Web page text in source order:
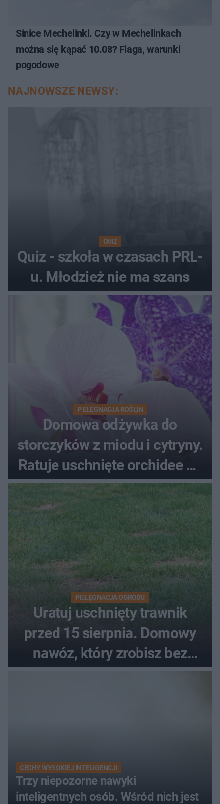
Sinice Mechelinki. Czy w Mechelinkach
można się kąpać 10.08? Flaga, warunki
pogodowe
NAJNOWSZE NEWSY:
QUIZ
Quiz - szkoła w czasach PRL-
u. Młodzież nie ma szans
PIELĘGNACJA ROŚLIN
Domowa odżywka do
storczyków z miodu i cytryny.
Ratuje uschnięte orchidee po
upałach
PIELĘGNACJA OGRODU
Uratuj uschnięty trawnik
przed 15 sierpnia. Domowy
nawóz, który zrobisz bez
wydawania pieniędzy
CECHY WYSOKIEJ INTELIGENCJI
Trzy niepozorne nawyki
inteligentnych osób. Wśród nich jest